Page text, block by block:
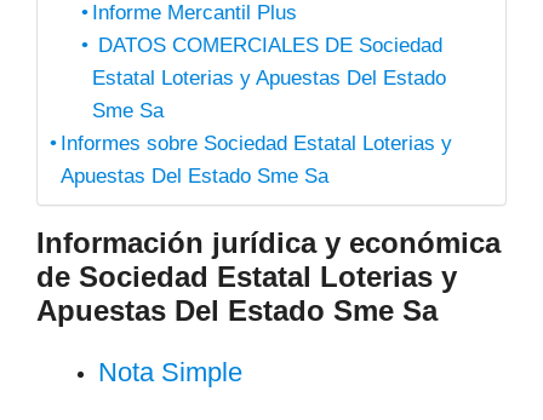
Informe Mercantil Plus
DATOS COMERCIALES DE Sociedad
Estatal Loterias y Apuestas Del Estado
Sme Sa
Informes sobre Sociedad Estatal Loterias y
Apuestas Del Estado Sme Sa
Información jurídica y económica
de Sociedad Estatal Loterias y
Apuestas Del Estado Sme Sa
Nota Simple